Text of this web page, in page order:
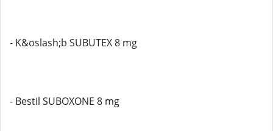
- K&oslash;b SUBUTEX 8 mg
- Bestil SUBOXONE 8 mg